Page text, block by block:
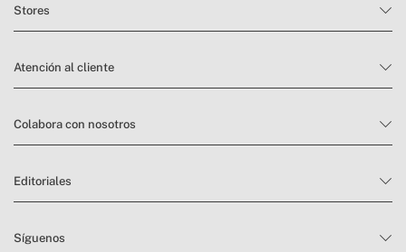
Stores
Atención al cliente
Colabora con nosotros
Editoriales
Síguenos